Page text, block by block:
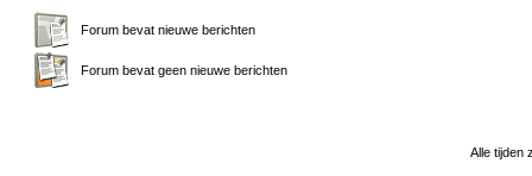
Forum bevat nieuwe berichten
Forum bevat geen nieuwe berichten
Alle tijden